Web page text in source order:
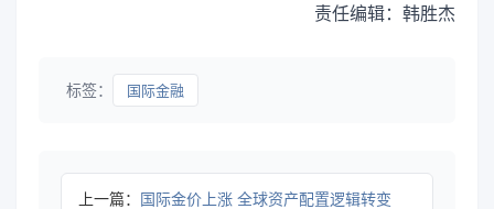
责任编辑：韩胜杰
标签： 国际金融
上一篇： 国际金价上涨 全球资产配置逻辑转变